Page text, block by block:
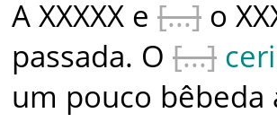
A XXXXX e o
passada. O
um pouco bêbeda